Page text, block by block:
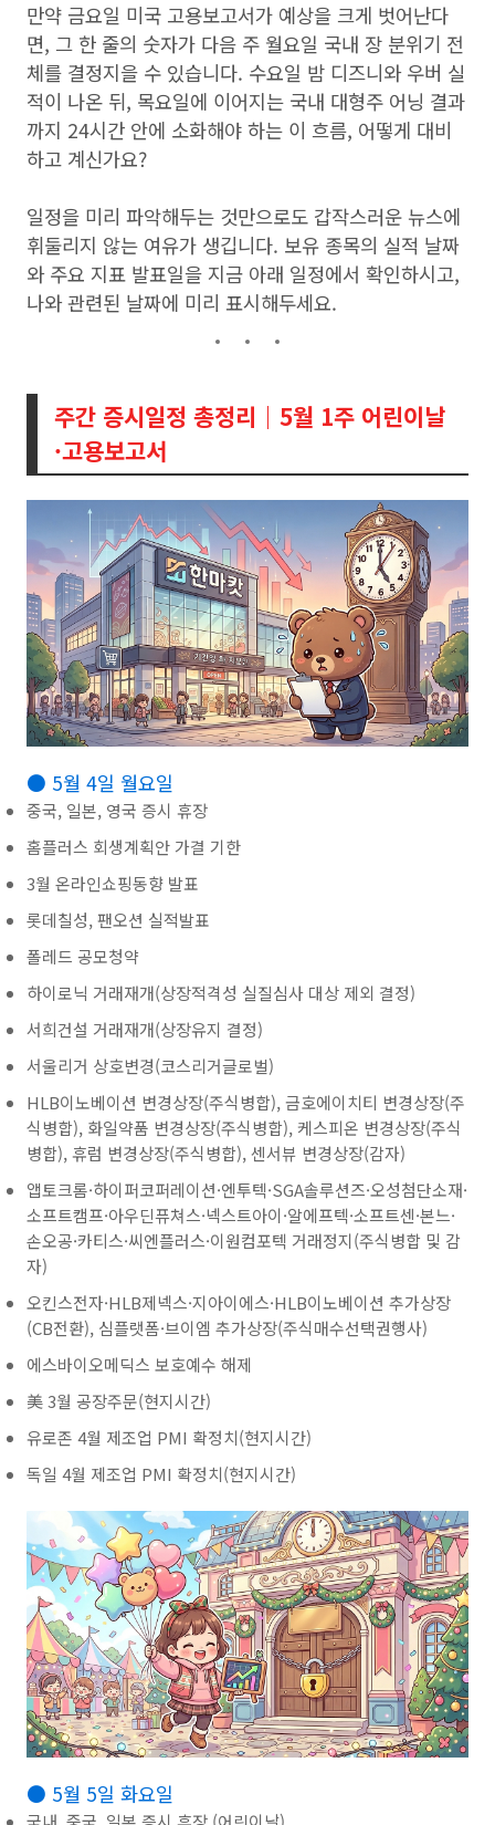
만약 금요일 미국 고용보고서가 예상을 크게 벗어난다
면, 그 한 줄의 숫자가 다음 주 월요일 국내 장 분위기 전
체를 결정지을 수 있습니다. 수요일 밤 디즈니와 우버 실
적이 나온 뒤, 목요일에 이어지는 국내 대형주 어닝 결과
까지 24시간 안에 소화해야 하는 이 흐름, 어떻게 대비
하고 계신가요?
일정을 미리 파악해두는 것만으로도 갑작스러운 뉴스에
휘둘리지 않는 여유가 생깁니다. 보유 종목의 실적 날짜
와 주요 지표 발표일을 지금 아래 일정에서 확인하시고,
나와 관련된 날짜에 미리 표시해두세요.
주간 증시일정 총정리｜5월 1주 어린이날
·고용보고서
● 5월 4일 월요일
중국, 일본, 영국 증시 휴장
홈플러스 회생계획안 가결 기한
3월 온라인쇼핑동향 발표
롯데칠성, 팬오션 실적발표
폴레드 공모청약
하이로닉 거래재개(상장적격성 실질심사 대상 제외 결정)
서희건설 거래재개(상장유지 결정)
서울리거 상호변경(코스리거글로벌)
HLB이노베이션 변경상장(주식병합), 금호에이치티 변경상장(주
식병합), 화일약품 변경상장(주식병합), 케스피온 변경상장(주식
병합), 휴럼 변경상장(주식병합), 센서뷰 변경상장(감자)
앱토크롬·하이퍼코퍼레이션·엔투텍·SGA솔루션즈·오성첨단소재·
소프트캠프·아우딘퓨쳐스·넥스트아이·알에프텍·소프트센·본느·
손오공·카티스·씨엔플러스·이원컴포텍 거래정지(주식병합 및 감
자)
오킨스전자·HLB제넥스·지아이에스·HLB이노베이션 추가상장
(CB전환), 심플랫폼·브이엠 추가상장(주식매수선택권행사)
에스바이오메딕스 보호예수 해제
美 3월 공장주문(현지시간)
유로존 4월 제조업 PMI 확정치(현지시간)
독일 4월 제조업 PMI 확정치(현지시간)
● 5월 5일 화요일